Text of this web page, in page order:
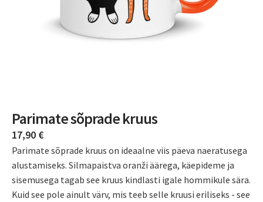
Parimate sõprade kruus
17,90 €
Parimate sõprade kruus on ideaalne viis päeva naeratusega
alustamiseks. Silmapaistva oranži äärega, käepideme ja
sisemusega tagab see kruus kindlasti igale hommikule sära.
Kuid see pole ainult värv, mis teeb selle kruusi eriliseks - see